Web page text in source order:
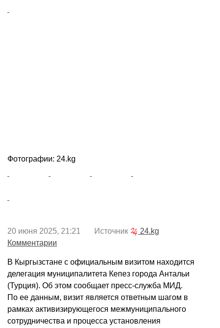
Фотографии: 24.kg
20 июня 2025, 21:21 Источник
24.kg
Комментарии
В Кыргызстане с официальным визитом находится
делегация муниципалитета Кепез города Антальи
(Турция). Об этом сообщает пресс-служба МИД.
По ее данным, визит является ответным шагом в
рамках активизирующегося межмуниципального
сотрудничества и процесса установления